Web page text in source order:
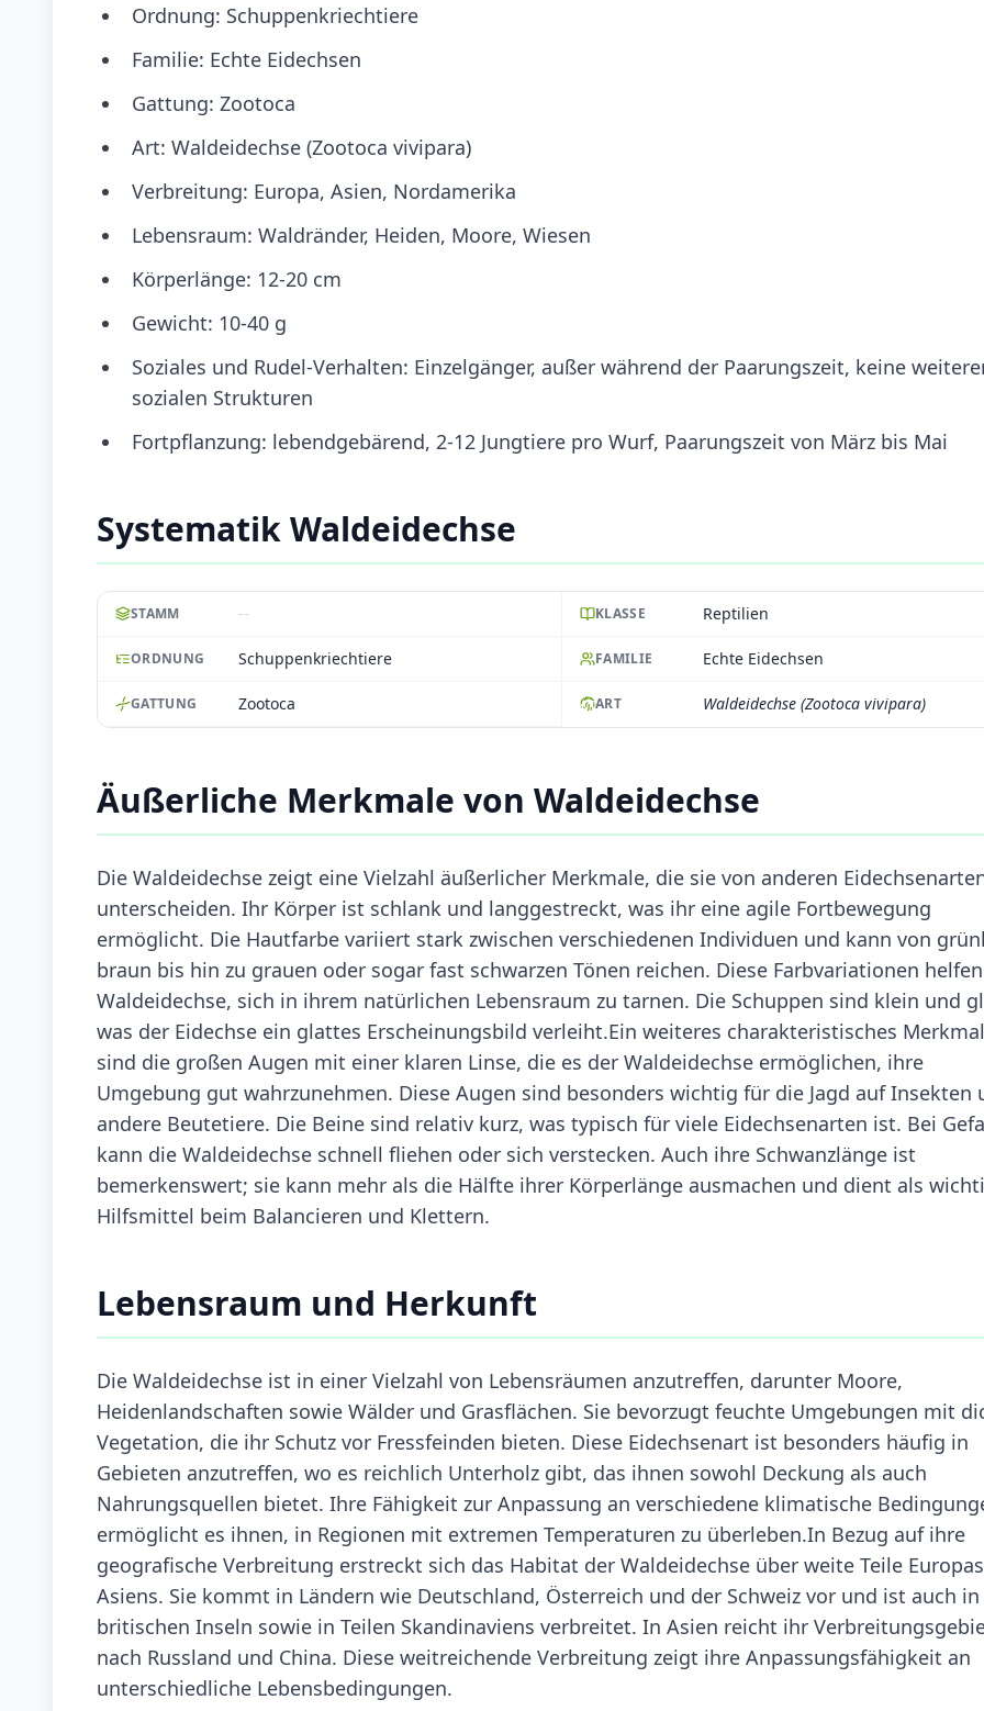
Ordnung: Schuppenkriechtiere
Familie: Echte Eidechsen
Gattung: Zootoca
Art: Waldeidechse (Zootoca vivipara)
Verbreitung: Europa, Asien, Nordamerika
Lebensraum: Waldränder, Heiden, Moore, Wiesen
Körperlänge: 12-20 cm
Gewicht: 10-40 g
Soziales und Rudel-Verhalten: Einzelgänger, außer während der Paarungszeit, keine
sozialen Strukturen
Fortpflanzung: lebendgebärend, 2-12 Jungtiere pro Wurf, Paarungszeit von März bis Mai
Systematik Waldeidechse
STAMM -- KLASSE Reptilien
ORDNUNG Schuppenkriechtiere FAMILIE Echte Eidechsen
GATTUNG Zootoca ART Waldeidechse (Zootoca vivipara)
Äußerliche Merkmale von Waldeidechse
Die Waldeidechse zeigt eine Vielzahl äußerlicher Merkmale, die sie von anderen
unterscheiden. Ihr Körper ist schlank und langgestreckt, was ihr eine agile Fortbewegung
ermöglicht. Die Hautfarbe variiert stark zwischen verschiedenen Individuen und kann von
braun bis hin zu grauen oder sogar fast schwarzen Tönen reichen. Diese Farbvariationen
Waldeidechse, sich in ihrem natürlichen Lebensraum zu tarnen. Die Schuppen sind klein und
was der Eidechse ein glattes Erscheinungsbild verleiht.Ein weiteres charakteristisches Merkmal
sind die großen Augen mit einer klaren Linse, die es der Waldeidechse ermöglichen, ihre
Umgebung gut wahrzunehmen. Diese Augen sind besonders wichtig für die Jagd auf Insekten
andere Beutetiere. Die Beine sind relativ kurz, was typisch für viele Eidechsenarten ist. Bei
kann die Waldeidechse schnell fliehen oder sich verstecken. Auch ihre Schwanzlänge ist
bemerkenswert; sie kann mehr als die Hälfte ihrer Körperlänge ausmachen und dient als
Hilfsmittel beim Balancieren und Klettern.
Lebensraum und Herkunft
Die Waldeidechse ist in einer Vielzahl von Lebensräumen anzutreffen, darunter Moore,
Heidenlandschaften sowie Wälder und Grasflächen. Sie bevorzugt feuchte Umgebungen mit
Vegetation, die ihr Schutz vor Fressfeinden bieten. Diese Eidechsenart ist besonders häufig in
Gebieten anzutreffen, wo es reichlich Unterholz gibt, das ihnen sowohl Deckung als auch
Nahrungsquellen bietet. Ihre Fähigkeit zur Anpassung an verschiedene klimatische
ermöglicht es ihnen, in Regionen mit extremen Temperaturen zu überleben.In Bezug auf ihre
geografische Verbreitung erstreckt sich das Habitat der Waldeidechse über weite Teile
Asiens. Sie kommt in Ländern wie Deutschland, Österreich und der Schweiz vor und ist auch
britischen Inseln sowie in Teilen Skandinaviens verbreitet. In Asien reicht ihr
nach Russland und China. Diese weitreichende Verbreitung zeigt ihre Anpassungsfähigkeit an
unterschiedliche Lebensbedingungen.